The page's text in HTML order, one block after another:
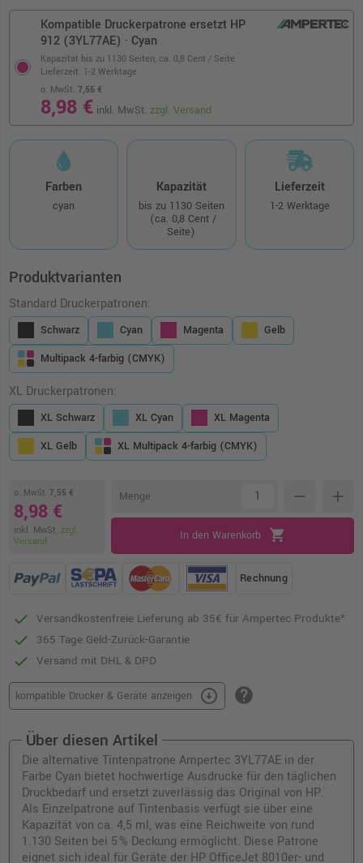
Kompatible Druckerpatrone ersetzt HP
912 (3YL77AE) · Cyan
Kapazität bis zu 1130 Seiten, ca. 0,8 Cent / Seite
o. MwSt.7,55 €
8,98 € inkl. MwSt.zzgl. Versand
Lieferzeit: 1-2 Werktage
Farben
cyan
Kapazität
bis zu 1130 Seiten
(ca. 0,8 Cent /
Seite)
Lieferzeit
1-2 Werktage
Produktvarianten
Standard Druckerpatronen:
Schwarz Cyan Magenta
Gelb
Multipack 4-farbig (CMYK)
XL Druckerpatronen:
XL Schwarz XL Cyan
XL Magenta
XL Gelb
XL Multipack 4-farbig (CMYK)
o. MwSt. 7,55 €
8,98 €
inkl. MwSt. zzgl.
Versand
Menge remove add
In den Warenkorb shopping_cart
Rechnung
Versandkostenfreie Lieferung ab 35€ für Ampertec Produkte*
365 Tage Geld-Zurück-Garantie
Versand mit DHL & DPD
kompatible Drucker & Geräte anzeigen arrow_circle_down help
Über diesen Artikel
Die alternative Tintenpatrone Ampertec 3YL77AE in der
Farbe Cyan bietet hochwertige Ausdrucke für den täglichen
Druckbedarf und ersetzt zuverlässig das Original von HP.
Als Einzelpatrone auf Tintenbasis verfügt sie über eine
Kapazität von ca. 4,5 ml, was eine Reichweite von rund
1.130 Seiten bei 5 % Deckung ermöglicht. Diese Patrone
eignet sich ideal für Geräte der HP OfficeJet 8010er- und